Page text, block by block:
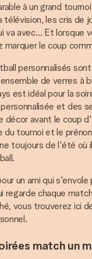
à un grand
télévision, les cris de
va avec… Et lorsque
marquer le coup
personnalisés
de verres à
est idéal pour la
personnalisée et des
décor avant le coup
du tournoi et le
toujours de l'été où
un ami qui s'envole
regarde chaque
vous trouverez ici
match un